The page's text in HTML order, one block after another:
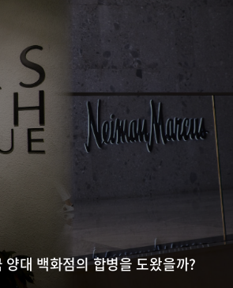
양대 백화점의 합병을 도왔을까?